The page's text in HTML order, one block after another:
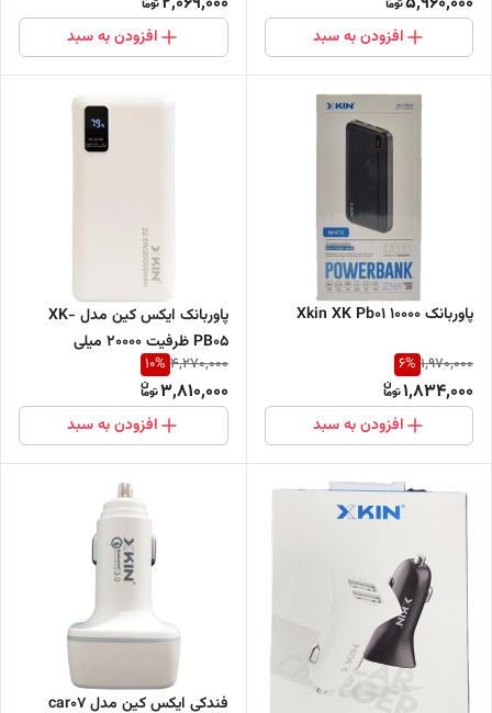
افزودن به سبد افزودن به سبد
پاوربانک Xkin XK Pb01 10000
1,970,000
6%
1,834,000
افزودن به سبد
پاوربانک ایکس کین مدل XK-
PB05 ظرفیت 20000 میلی
آمپرساعت
4,270,000
10%
3,810,000
افزودن به سبد
فندکی ایکس کین مدل car07